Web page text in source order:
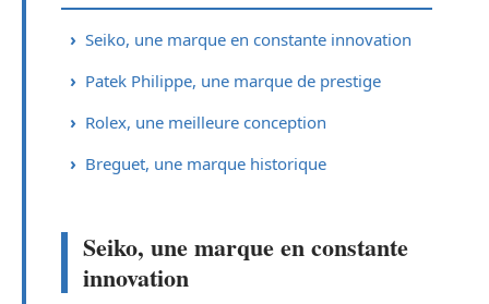
Seiko, une marque en constante innovation
Patek Philippe, une marque de prestige
Rolex, une meilleure conception
Breguet, une marque historique
Seiko, une marque en constante
innovation